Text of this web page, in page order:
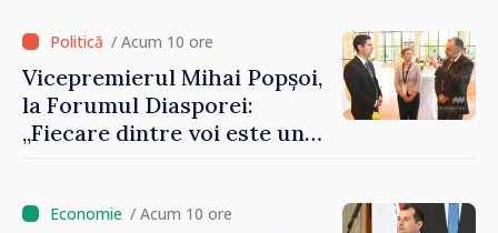
/ Acum 10 ore
Vicepremierul Mihai Popșoi,
la Forumul Diasporei:
„Fiecare dintre voi este un
imaginii Republicii Moldova”
/ Acum 10 ore